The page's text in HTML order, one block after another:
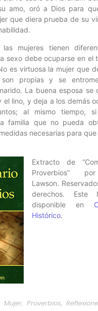
amo, oró a Dios para
que diera prueba de su
mujeres tienen
sexo debe ocuparse en el
es virtuosa la mujer que
propias y se
La buena esposa se
el lino, y deja a los demás
al mismo tiempo,
familia que no pueda
necesarias para
Extracto de
Proverbios”
Lawson.
derechos. Este
disponible en
Histórico.
Mujer, Proverbios,